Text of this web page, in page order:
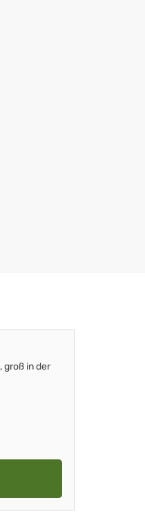
groß in der